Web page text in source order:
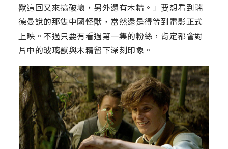
獸這回又來搞破壞，另外還有木精。」要想看到瑞
德曼說的那隻中國怪獸，當然還是得等到電影正式
上映。不過只要有看過第一集的粉絲，肯定都會對
片中的玻璃獸與木精留下深刻印象。